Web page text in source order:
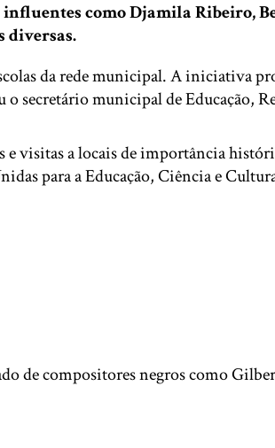
como Djamila Ribeiro,
diversas.
da rede municipal. A iniciativa
o secretário municipal de Educação,
visitas a locais de importância
para a Educação, Ciência e
de compositores negros como